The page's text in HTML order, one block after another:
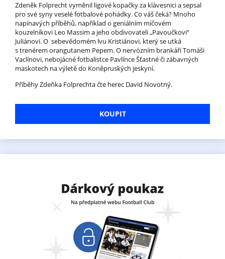
Zdeněk Folprecht vyměnil ligové kopačky za klávesnici a sepsal
pro své syny veselé fotbalové pohádky. Co váš čeká? Mnoho
napínavých příběhů, například o geniálním míčovém
kouzelníkovi Leo Massim a jeho obdivovateli „Pavoučkovi“
Juliánovi. O sebevědomém lvu Kristiánovi, který se utká
s trenérem orangutanem Pepem. O nervózním brankáři Tomáši
Vaclínovi, nebojácné fotbalistce Pavlínce Šťastné či zábavných
maskotech na výletě do Koněpruských jeskyní.
Příběhy Zdeňka Folprechta čte herec David Novotný.
KOUPIT